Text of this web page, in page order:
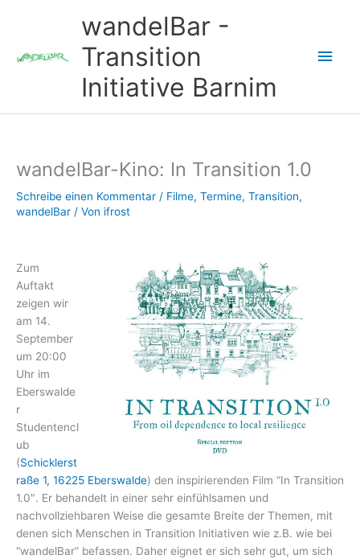
wandelBar -
Transition
Initiative Barnim
wandelBar-Kino: In Transition 1.0
Schreibe einen Kommentar / Filme, Termine, Transition,
wandelBar / Von ifrost
Zum
Auftakt
zeigen wir
am 14.
September
um 20:00
Uhr im
Eberswalde
r
Studentencl
ub
(Schicklerst
raße 1, 16225 Eberswalde) den inspirierenden Film “In Transition
1.0″. Er behandelt in einer sehr einfühlsamen und
nachvollziehbaren Weise die gesamte Breite der Themen, mit
denen sich Menschen in Transition Initiativen wie z.B. wie bei
“wandelBar” befassen. Daher eignet er sich sehr gut, um sich